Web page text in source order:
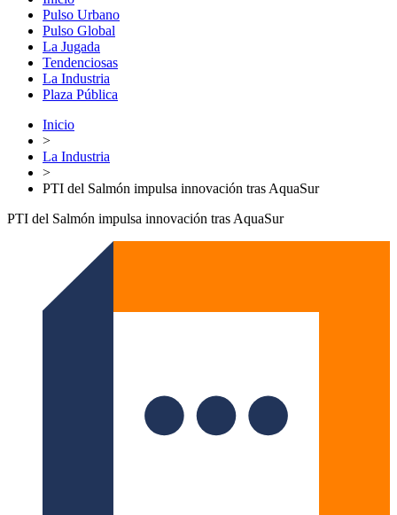
Pulso Urbano
Pulso Global
La Jugada
Tendenciosas
La Industria
Plaza Pública
Inicio
>
La Industria
>
PTI del Salmón impulsa innovación tras AquaSur
PTI del Salmón impulsa innovación tras AquaSur